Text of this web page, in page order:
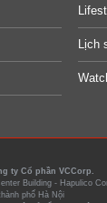
Lịch
ty Cổ phần VCCorp.
Building - Hapulico
phố Hà Nội